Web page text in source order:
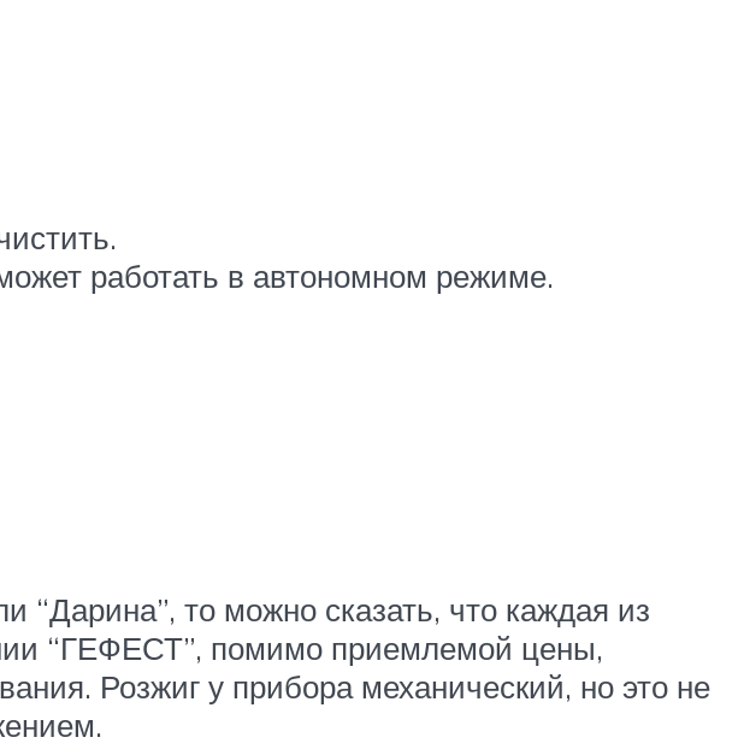
работать в автономном режиме.
“Дарина”, то можно сказать, что каждая из
“ГЕФЕСТ”, помимо приемлемой цены,
Розжиг у прибора механический, но это не